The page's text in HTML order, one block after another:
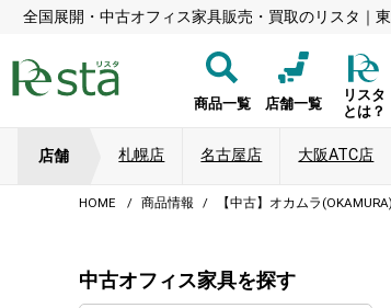
全国展開・中古オフィス家具販売・買取のリスタ｜
商品一覧 店舗一覧
リスタ
とは？
店舗 札幌店 名古屋店 大阪ATC店
HOME 商品情報 【中古】オカムラ
中古オフィス家具を探す